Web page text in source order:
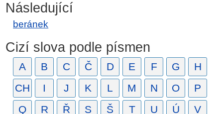
Následující
beránek
Cizí slova podle písmen
A B C Č D E F G
H
CH
I J K L M N O
P
Q
R Ř S Š T U Ú V